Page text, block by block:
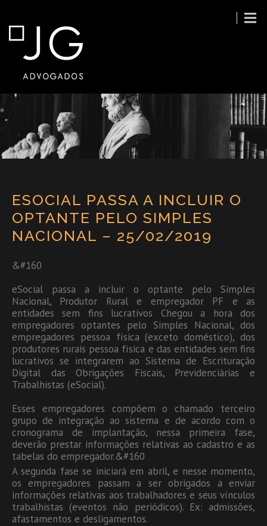
ESOCIAL PASSA A INCLUIR O
OPTANTE PELO SIMPLES
NACIONAL – 25/02/2019
&#160
eSocial passa a incluir o optante pelo Simples
Nacional, Produtor Rural e empregador PF e as
entidades sem fins lucrativos Chegou a hora dos
empregadores optantes pelo Simples Nacional, dos
empregadores pessoa física (exceto doméstico), dos
produtores rurais pessoa física e das entidades sem fins
lucrativos se integrarem ao Sistema de Escrituração
Digital das Obrigações Fiscais, Previdenciárias e
Trabalhistas (eSocial).
Esses empregadores compõem o chamado terceiro
grupo de integração ao sistema e de acordo com o
cronograma de implantação, nessa primeira fase,
deverão prestar informações relativas ao cadastro e as
tabelas do empregador.&#160
A segunda fase se iniciará em abril, e nesse momento,
os empregadores passam a ser obrigados a enviar
informações relativas aos trabalhadores e seus vínculos
trabalhistas (eventos não periódicos). Ex: admissões,
afastamentos e desligamentos.